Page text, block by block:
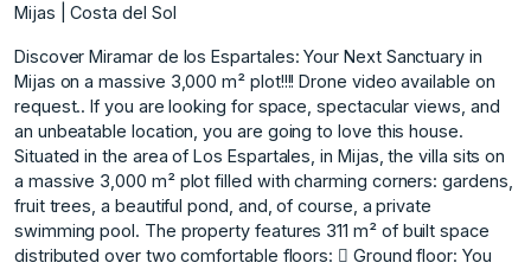
Mijas | Costa del Sol
Discover Miramar de los Espartales: Your Next Sanctuary in
Mijas on a massive 3,000 m² plot!!!! Drone video available on
request.. If you are looking for space, spectacular views, and
an unbeatable location, you are going to love this house.
Situated in the area of Los Espartales, in Mijas, the villa sits on
a massive 3,000 m² plot filled with charming corners: gardens,
fruit trees, a beautiful pond, and, of course, a private
swimming pool. The property features 311 m² of built space
distributed over two comfortable floors:  Ground floor: You